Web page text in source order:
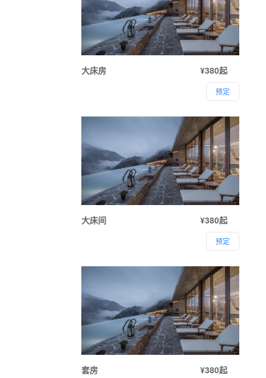
大床房 ¥380起
预定
大床间 ¥380起
预定
套房 ¥380起